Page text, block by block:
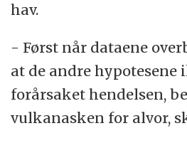
hav.
- Først når dataene
at de andre hypotesene
forårsaket hendelsen,
vulkanasken for alvor,